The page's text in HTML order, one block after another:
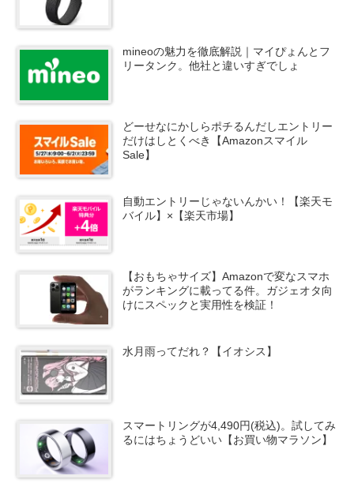
mineoの魅力を徹底解説｜マイぴょんとフ
リータンク。他社と違いすぎでしょ
どーせなにかしらポチるんだしエントリー
だけはしとくべき【Amazonスマイル
Sale】
自動エントリーじゃないんかい！【楽天モ
バイル】×【楽天市場】
【おもちゃサイズ】Amazonで変なスマホ
がランキングに載ってる件。ガジェオタ向
けにスペックと実用性を検証！
水月雨ってだれ？【イオシス】
スマートリングが4,490円(税込)。試してみ
るにはちょうどいい【お買い物マラソン】